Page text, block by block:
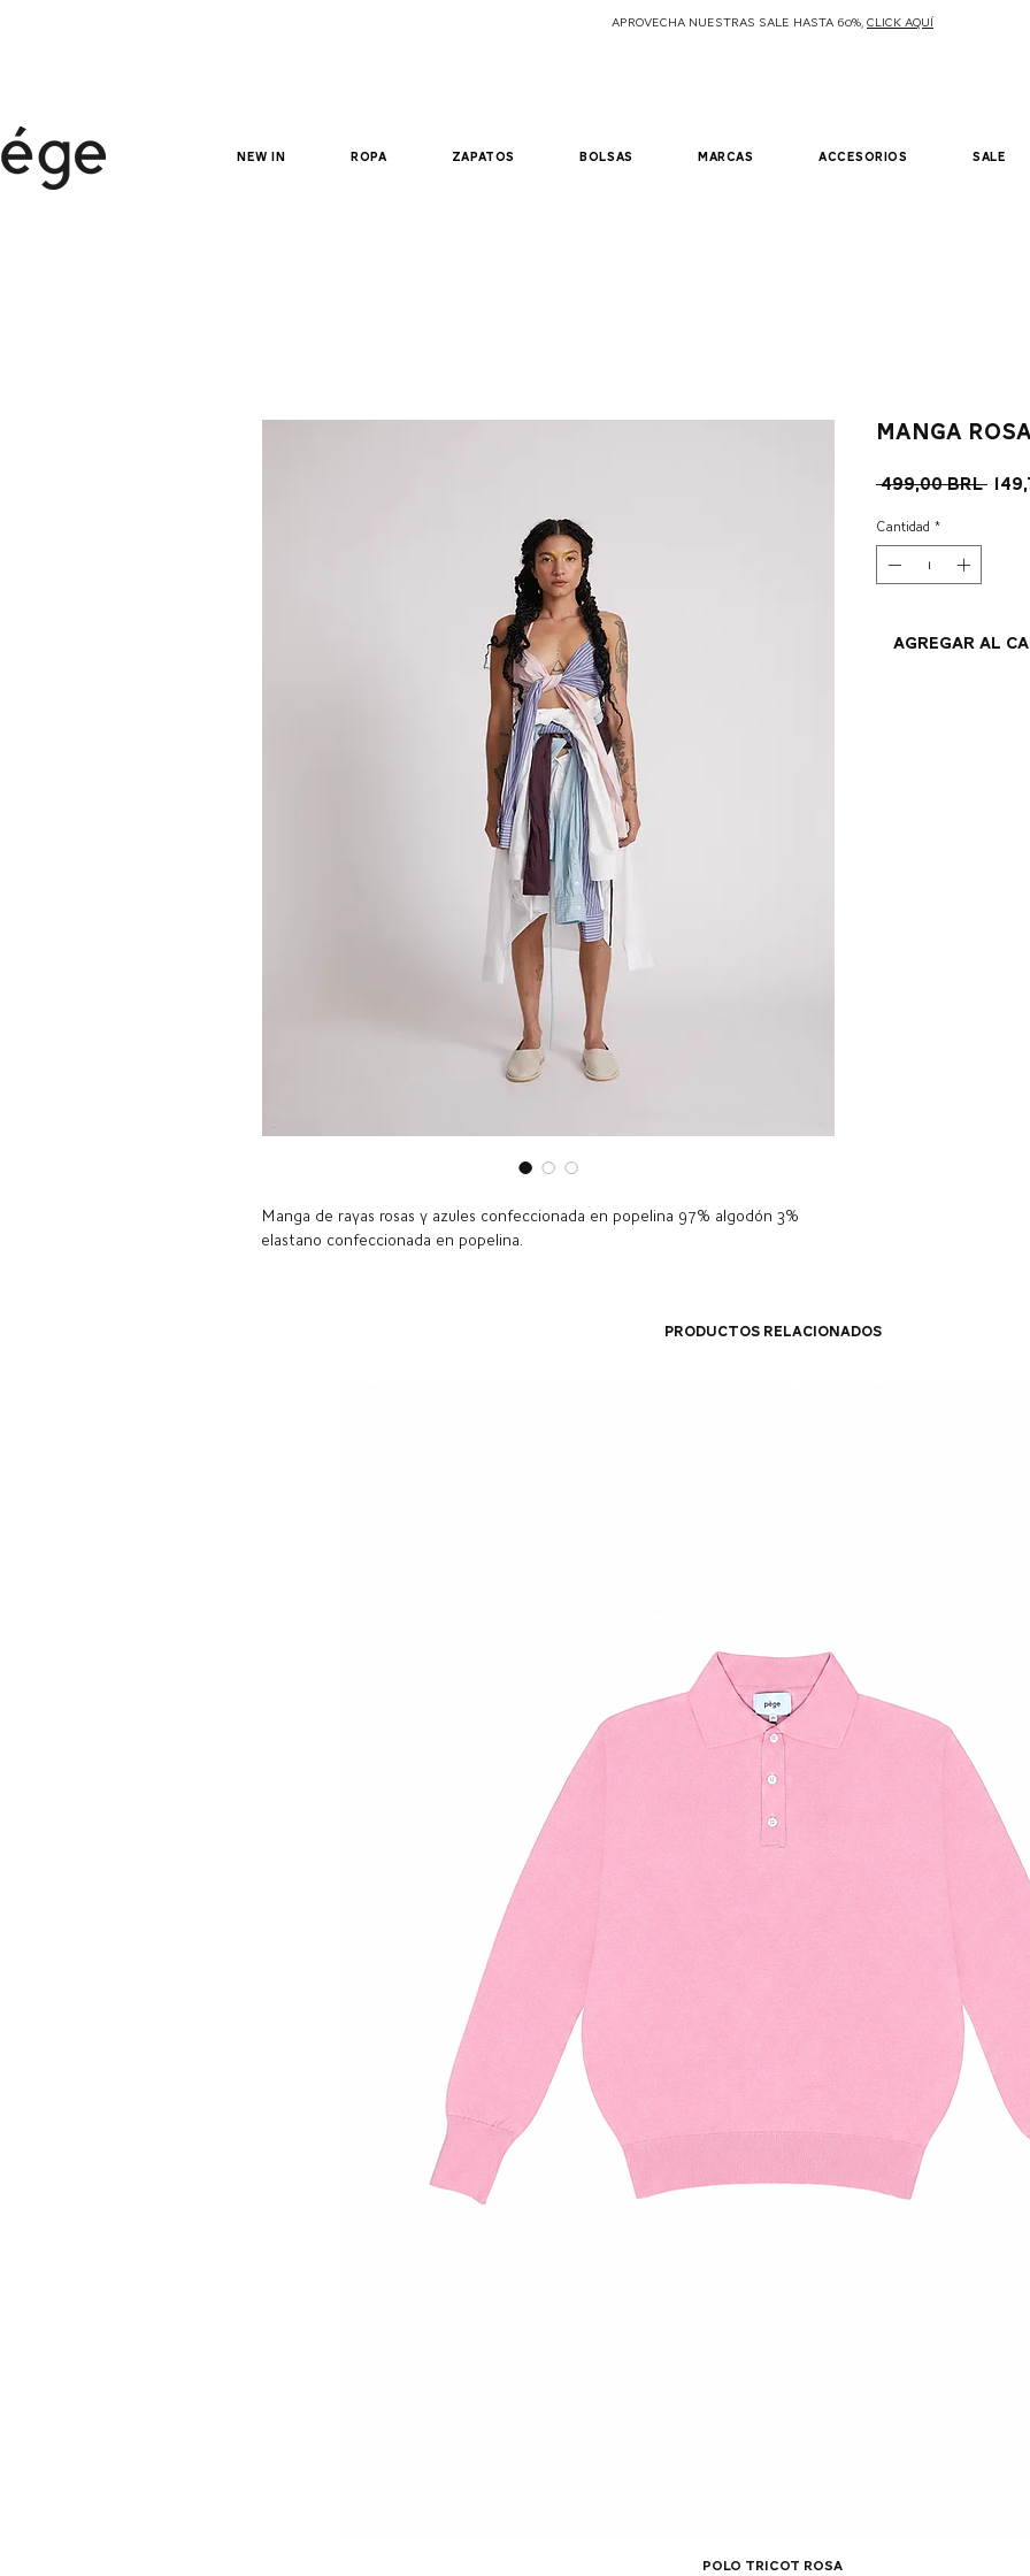
APROVECHA NUESTRAS SALE HASTA 60%, CLICK AQUÍ
new in ropa zapatos bolsas marcas accesorios sale
Manga de rayas rosas y azules confeccionada en popelina 97% algodón 3%
elastano confeccionada en popelina.
Manga
499,00 BRL
Cantidad *
Agregar al
Productos relacionados
polo tricot rosa